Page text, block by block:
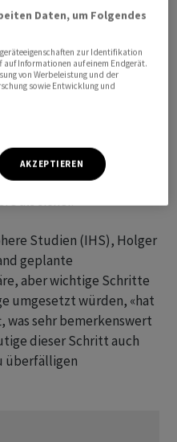
schwierig zu erreichen
in diesem Jahr vor
hohen
Das
zufolge deutlich
3,7 Prozent liegen, so
Ziel wie geplant 2028
als sicher.
Studien (IHS), Holger
geplante
aber wichtige Schritte
umgesetzt würden, «hat
was sehr bemerkenswert
dieser Schritt auch
überfälligen
Daten, um Folgendes
zur Identifikation
Informationen auf einem Endgerät.
von Werbeleistung und der
sowie Entwicklung und
AKZEPTIEREN